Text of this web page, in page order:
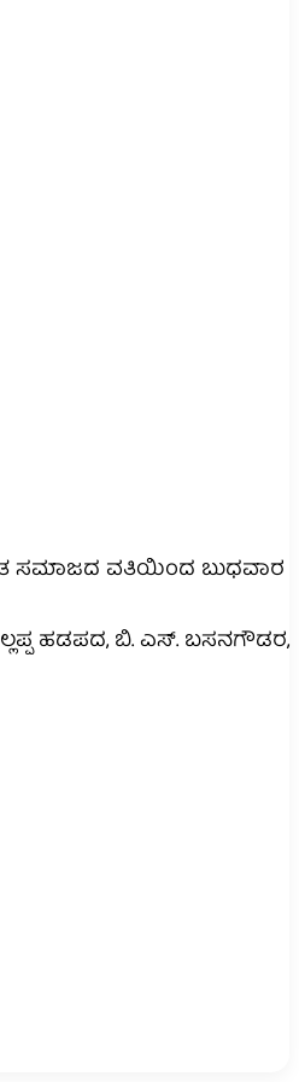
ಸಮಾಜದ ವತಿಯಿಂದ ಬುಧವಾರ
ಹಡಪದ, ಬಿ. ಎಸ್. ಬಸನಗೌಡರ,